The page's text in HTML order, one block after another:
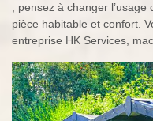
; pensez à changer
pièce habitable et confort.
entreprise HK Services,